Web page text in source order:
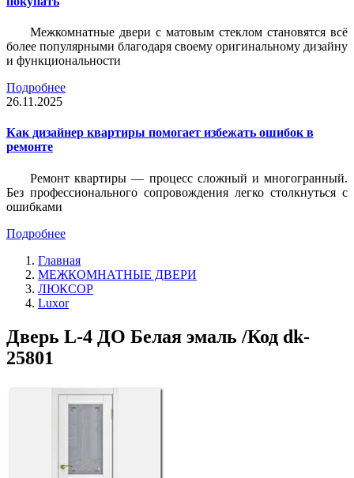
Межкомнатные двери с матовым стеклом становятся всё
более популярными благодаря своему оригинальному дизайну
и функциональности
Подробнее
26.11.2025
Как дизайнер квартиры помогает избежать ошибок в
ремонте
Ремонт квартиры — процесс сложный и многогранный.
Без профессионального сопровождения легко столкнуться с
ошибками
Подробнее
Главная
МЕЖКОМНАТНЫЕ ДВЕРИ
ЛЮКСОР
Luxor
Дверь L-4 ДО Белая эмаль /Код dk-
25801